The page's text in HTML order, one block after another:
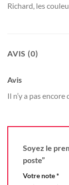
Richard, les
AVIS (0)
Avis
Il n’y a pas encore
Soyez le
poste”
Votre note*